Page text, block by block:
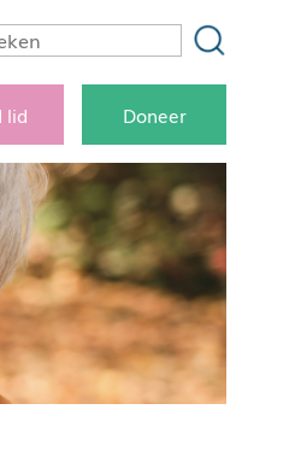
lid Doneer